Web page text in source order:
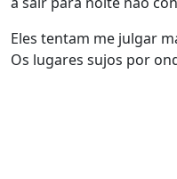
Eles tentam me julgar
Os lugares sujos por